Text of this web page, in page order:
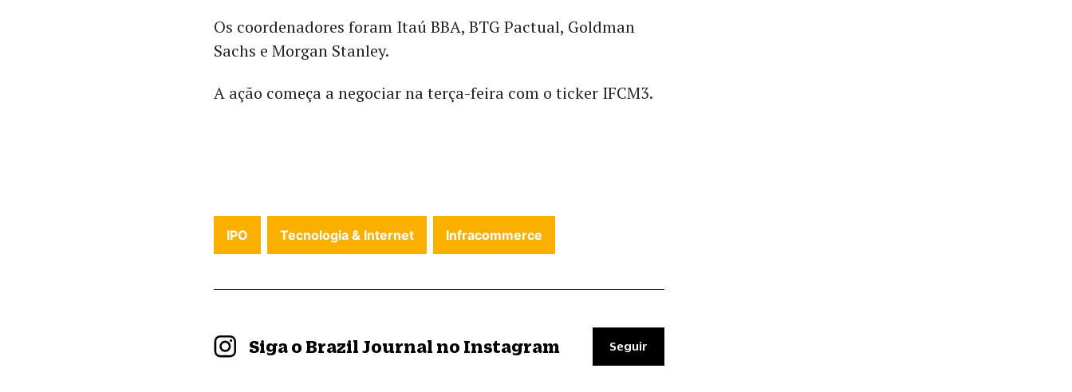
Os coordenadores foram Itaú BBA, BTG Pactual, Goldman
Sachs e Morgan Stanley.
A ação começa a negociar na terça-feira com o ticker IFCM3.
IPO Tecnologia & Internet Infracommerce
Siga o Brazil Journal no Instagram Seguir